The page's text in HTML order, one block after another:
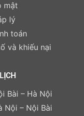
mật
lý
toán
và khiếu nại
Bài – Hà Nội
Nội – Nội Bài